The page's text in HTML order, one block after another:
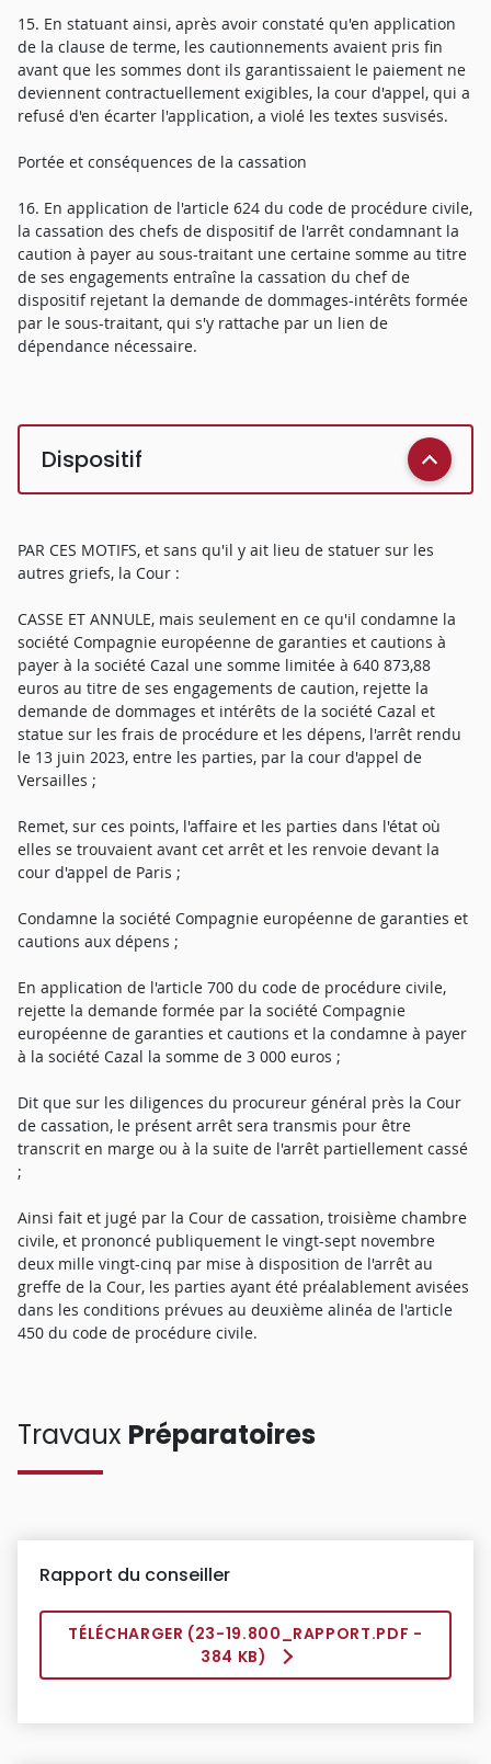
15. En statuant ainsi, après avoir constaté qu'en application
de la clause de terme, les cautionnements avaient pris fin
avant que les sommes dont ils garantissaient le paiement ne
deviennent contractuellement exigibles, la cour d'appel, qui a
refusé d'en écarter l'application, a violé les textes susvisés.
Portée et conséquences de la cassation
16. En application de l'article 624 du code de procédure civile,
la cassation des chefs de dispositif de l'arrêt condamnant la
caution à payer au sous-traitant une certaine somme au titre
de ses engagements entraîne la cassation du chef de
dispositif rejetant la demande de dommages-intérêts formée
par le sous-traitant, qui s'y rattache par un lien de
dépendance nécessaire.
Dispositif
PAR CES MOTIFS, et sans qu'il y ait lieu de statuer sur les
autres griefs, la Cour :
CASSE ET ANNULE, mais seulement en ce qu'il condamne la
société Compagnie européenne de garanties et cautions à
payer à la société Cazal une somme limitée à 640 873,88
euros au titre de ses engagements de caution, rejette la
demande de dommages et intérêts de la société Cazal et
statue sur les frais de procédure et les dépens, l'arrêt rendu
le 13 juin 2023, entre les parties, par la cour d'appel de
Versailles ;
Remet, sur ces points, l'affaire et les parties dans l'état où
elles se trouvaient avant cet arrêt et les renvoie devant la
cour d'appel de Paris ;
Condamne la société Compagnie européenne de garanties et
cautions aux dépens ;
En application de l'article 700 du code de procédure civile,
rejette la demande formée par la société Compagnie
européenne de garanties et cautions et la condamne à payer
à la société Cazal la somme de 3 000 euros ;
Dit que sur les diligences du procureur général près la Cour
de cassation, le présent arrêt sera transmis pour être
transcrit en marge ou à la suite de l'arrêt partiellement cassé
;
Ainsi fait et jugé par la Cour de cassation, troisième chambre
civile, et prononcé publiquement le vingt-sept novembre
deux mille vingt-cinq par mise à disposition de l'arrêt au
greffe de la Cour, les parties ayant été préalablement avisées
dans les conditions prévues au deuxième alinéa de l'article
450 du code de procédure civile.
Travaux Préparatoires
Rapport du conseiller
TÉLÉCHARGER (23-19.800_RAPPORT.PDF -
384 KB)